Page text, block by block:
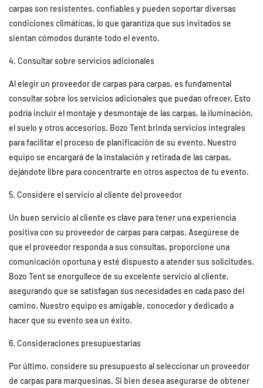
carpas son resistentes, confiables y pueden soportar diversas
condiciones climáticas, lo que garantiza que sus invitados se
sientan cómodos durante todo el evento.
4. Consultar sobre servicios adicionales
Al elegir un proveedor de carpas para carpas, es fundamental
consultar sobre los servicios adicionales que puedan ofrecer. Esto
podría incluir el montaje y desmontaje de las carpas, la iluminación,
el suelo y otros accesorios. Bozo Tent brinda servicios integrales
para facilitar el proceso de planificación de su evento. Nuestro
equipo se encargará de la instalación y retirada de las carpas,
dejándote libre para concentrarte en otros aspectos de tu evento.
5. Considere el servicio al cliente del proveedor
Un buen servicio al cliente es clave para tener una experiencia
positiva con su proveedor de carpas para carpas. Asegúrese de
que el proveedor responda a sus consultas, proporcione una
comunicación oportuna y esté dispuesto a atender sus solicitudes.
Bozo Tent se enorgullece de su excelente servicio al cliente,
asegurando que se satisfagan sus necesidades en cada paso del
camino. Nuestro equipo es amigable, conocedor y dedicado a
hacer que su evento sea un éxito.
6. Consideraciones presupuestarias
Por último, considere su presupuesto al seleccionar un proveedor
de carpas para marquesinas. Si bien desea asegurarse de obtener